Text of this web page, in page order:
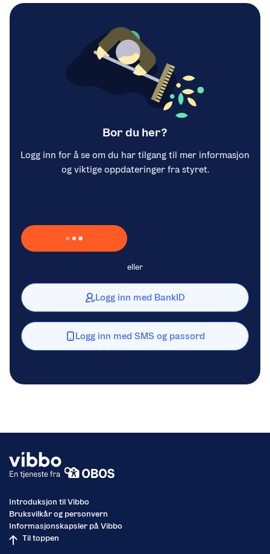
Bor du her?
Logg inn for å se om du har tilgang til mer informasjon
og viktige oppdateringer fra styret.
Laster inn Vipps …
eller
Logg inn med BankID
Logg inn med SMS og passord
Introduksjon til Vibbo
Bruksvilkår og personvern
Informasjonskapsler på Vibbo
Til toppen